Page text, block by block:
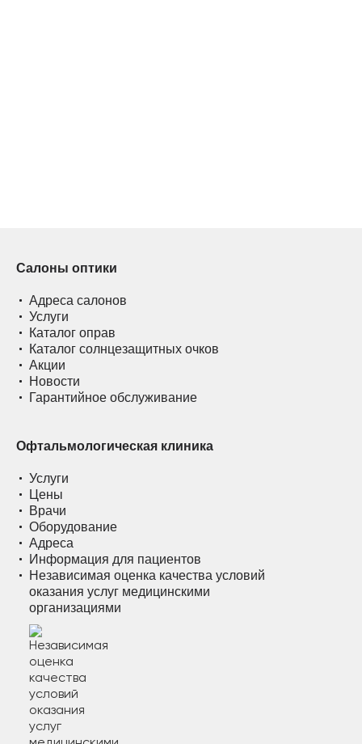
Салоны оптики
Адреса салонов
Услуги
Каталог оправ
Каталог солнцезащитных очков
Акции
Новости
Гарантийное обслуживание
Офтальмологическая клиника
Услуги
Цены
Врачи
Оборудование
Адреса
Информация для пациентов
Независимая оценка качества условий
оказания услуг медицинскими
организациями